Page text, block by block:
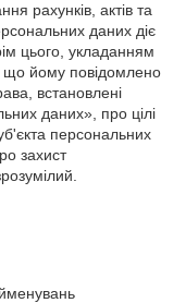
рахунків, актів та
даних діє
цього, укладанням
що йому повідомлено
встановлені
даних», про цілі
персональних
захист